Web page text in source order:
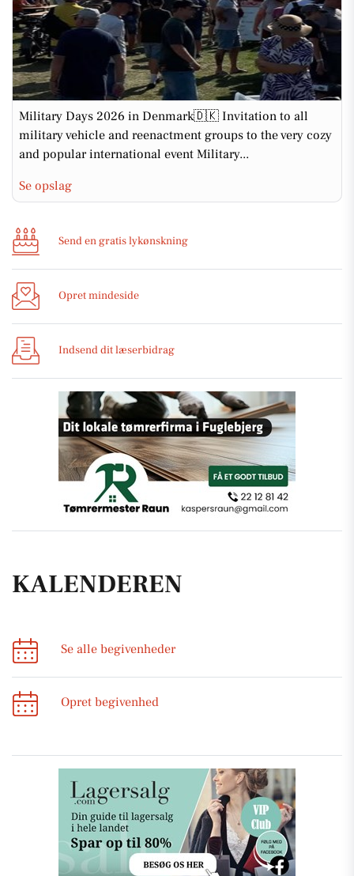
Military Days 2026 in Denmark🇩🇰 Invitation to all
military vehicle and reenactment groups to the very cozy
and popular international event Military...
Se opslag
Send en gratis lykønskning
Opret mindeside
Indsend dit læserbidrag
KALENDEREN
Se alle begivenheder
Opret begivenhed